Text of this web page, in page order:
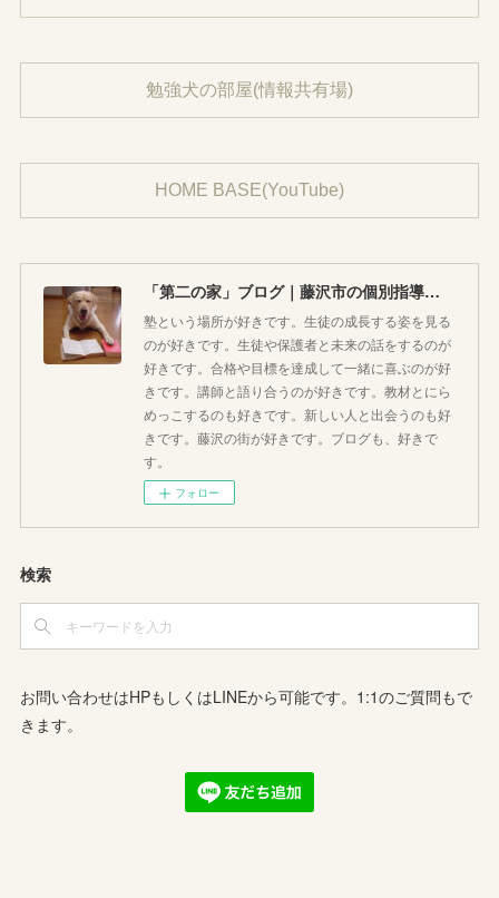
勉強犬の部屋(情報共有場)
HOME BASE(YouTube)
「第二の家」ブログ｜藤沢市の個別指導塾のお話
塾という場所が好きです。生徒の成長する姿を見る
のが好きです。生徒や保護者と未来の話をするのが
好きです。合格や目標を達成して一緒に喜ぶのが好
きです。講師と語り合うのが好きです。教材とにら
めっこするのも好きです。新しい人と出会うのも好
きです。藤沢の街が好きです。ブログも、好きで
す。
フォロー
検索
お問い合わせはHPもしくはLINEから可能です。1:1のご質問もで
きます。